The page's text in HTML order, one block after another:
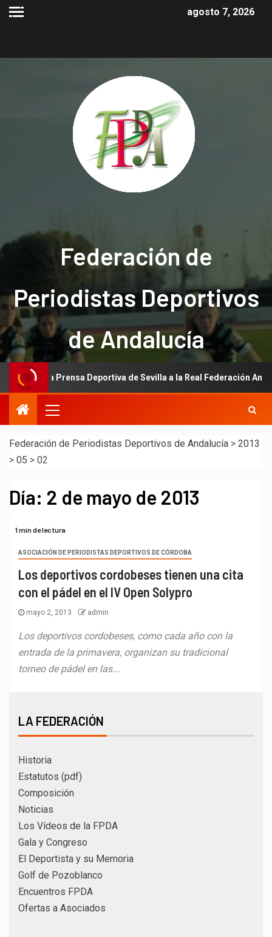
agosto 7, 2026
Federación de
Periodistas Deportivos
de Andalucía
de la Prensa Deportiva de Sevilla a la Real Federación Andaluza
Federación de Periodistas Deportivos de Andalucía > 2013
> 05 > 02
Día: 2 de mayo de 2013
1 min de lectura
ASOCIACIÓN DE PERIODISTAS DEPORTIVOS DE CÓRDOBA
Los deportivos cordobeses tienen una cita
con el pádel en el IV Open Solypro
mayo 2, 2013 admin
Los deportivos cordobeses, como cada año con la
entrada de la primavera, organizan su tradicional
torneo de pádel en las...
LA FEDERACIÓN
Historia
Estatutos (pdf)
Composición
Noticias
Los Vídeos de la FPDA
Gala y Congreso
El Deportista y su Memoria
Golf de Pozoblanco
Encuentros FPDA
Ofertas a Asociados